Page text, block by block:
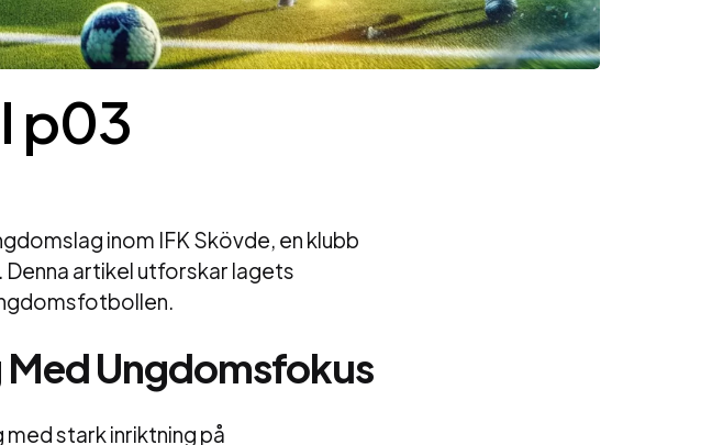
p03
inom IFK Skövde, en klubb
artikel utforskar lagets
Med Ungdomsfokus
stark inriktning på